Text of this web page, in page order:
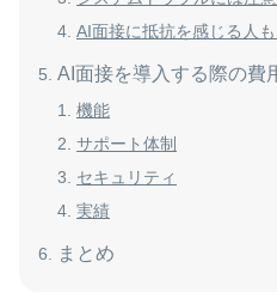
AI面接に抵抗を感じる人
AI面接を導入する際の費
機能
サポート体制
セキュリティ
実績
まとめ